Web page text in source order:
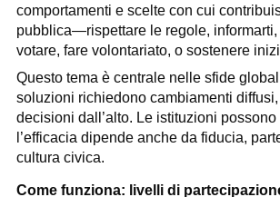
comportamenti e scelte con cui
pubblica—rispettare le regole, informarti,
votare, fare volontariato, o sostenere
Questo tema è centrale nelle sfide
soluzioni richiedono cambiamenti
decisioni dall’alto. Le istituzioni
l’efficacia dipende anche da fiducia,
cultura civica.
Come funziona: livelli di